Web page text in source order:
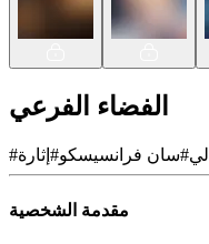
الفضاء الفرعي
# #سان فرانسيسكو# إثارة
مقدمة الشخصية